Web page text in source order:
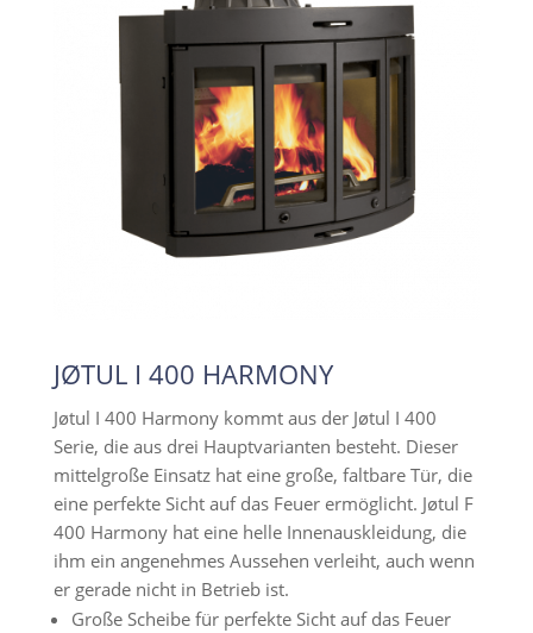
JØTUL I 400 HARMONY
Jøtul I 400 Harmony kommt aus der Jøtul I 400
Serie, die aus drei Hauptvarianten besteht. Dieser
mittelgroße Einsatz hat eine große, faltbare Tür, die
eine perfekte Sicht auf das Feuer ermöglicht. Jøtul F
400 Harmony hat eine helle Innenauskleidung, die
ihm ein angenehmes Aussehen verleiht, auch wenn
er gerade nicht in Betrieb ist.
Große Scheibe für perfekte Sicht auf das Feuer